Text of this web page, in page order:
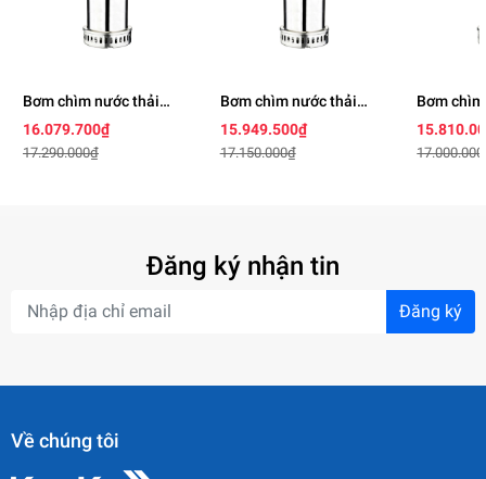
Bơm chìm nước thải
BEST 5
16.079.700₫
17.290.000₫
Bơm chìm nước thải
BEST 4
15.949.500₫
17.150.000₫
Bơm
BEST 3
Đăng ký nhận tin
Đăng ký
Về chúng tôi